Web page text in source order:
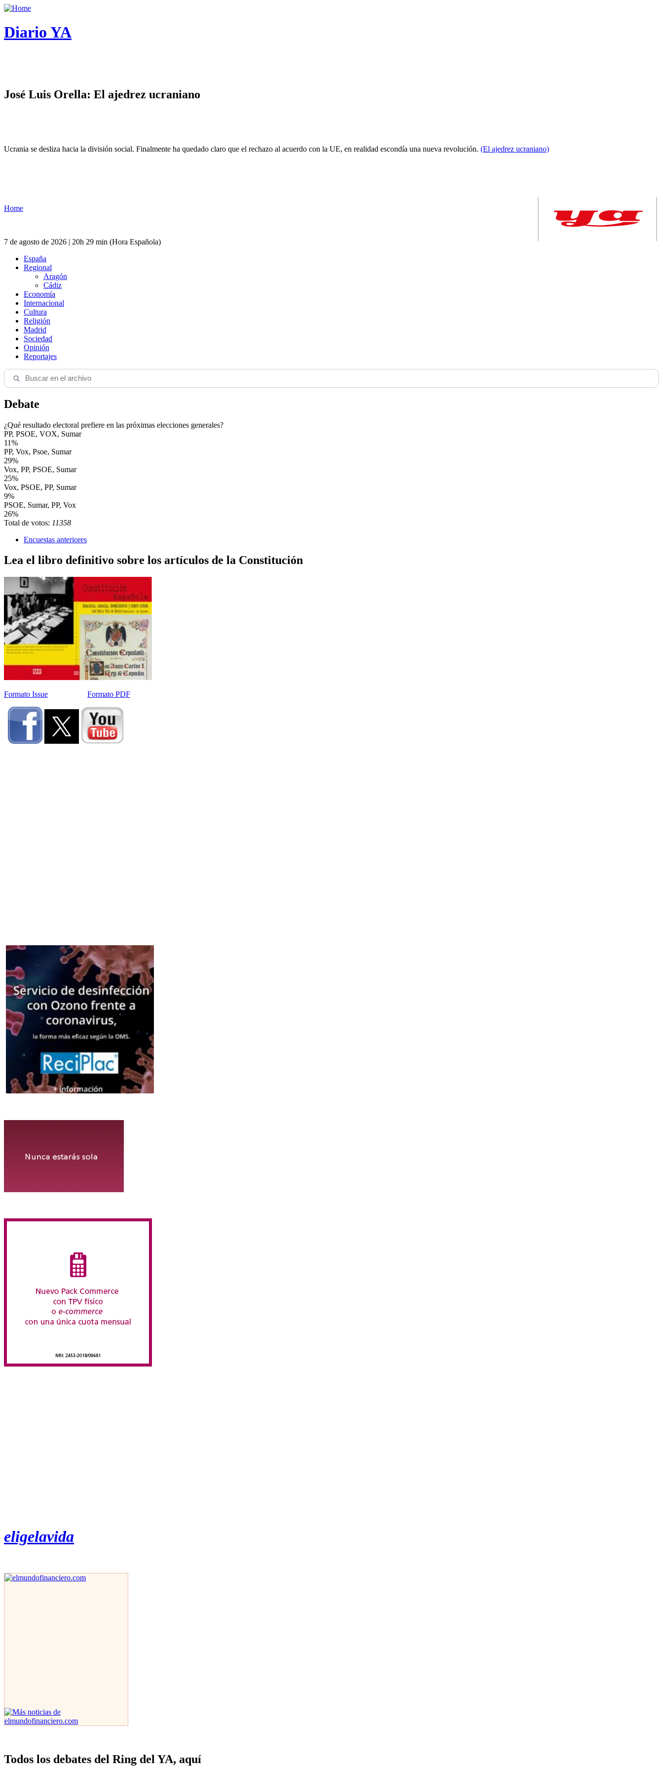
Diario YA
José Luis Orella: El ajedrez ucraniano
Ucrania se desliza hacia la división social. Finalmente ha quedado claro que el rechazo al acuerdo con la UE, en realidad escondía una nueva revolución. (El ajedrez ucraniano)
Home
7 de agosto de 2026 | 20h 29 min (Hora Española)
España
Regional
Aragón
Cádiz
Economía
Internacional
Cultura
Religión
Madrid
Sociedad
Opinión
Reportajes
Debate
¿Qué resultado electoral prefiere en las próximas elecciones generales?
PP, PSOE, VOX, Sumar
11%
PP, Vox, Psoe, Sumar
29%
Vox, PP, PSOE, Sumar
25%
Vox, PSOE, PP, Sumar
9%
PSOE, Sumar, PP, Vox
26%
Total de votos: 11358
Encuestas anteriores
Lea el libro definitivo sobre los artículos de la Constitución
Formato Issue Formato PDF
eligelavida
Todos los debates del Ring del YA, aquí